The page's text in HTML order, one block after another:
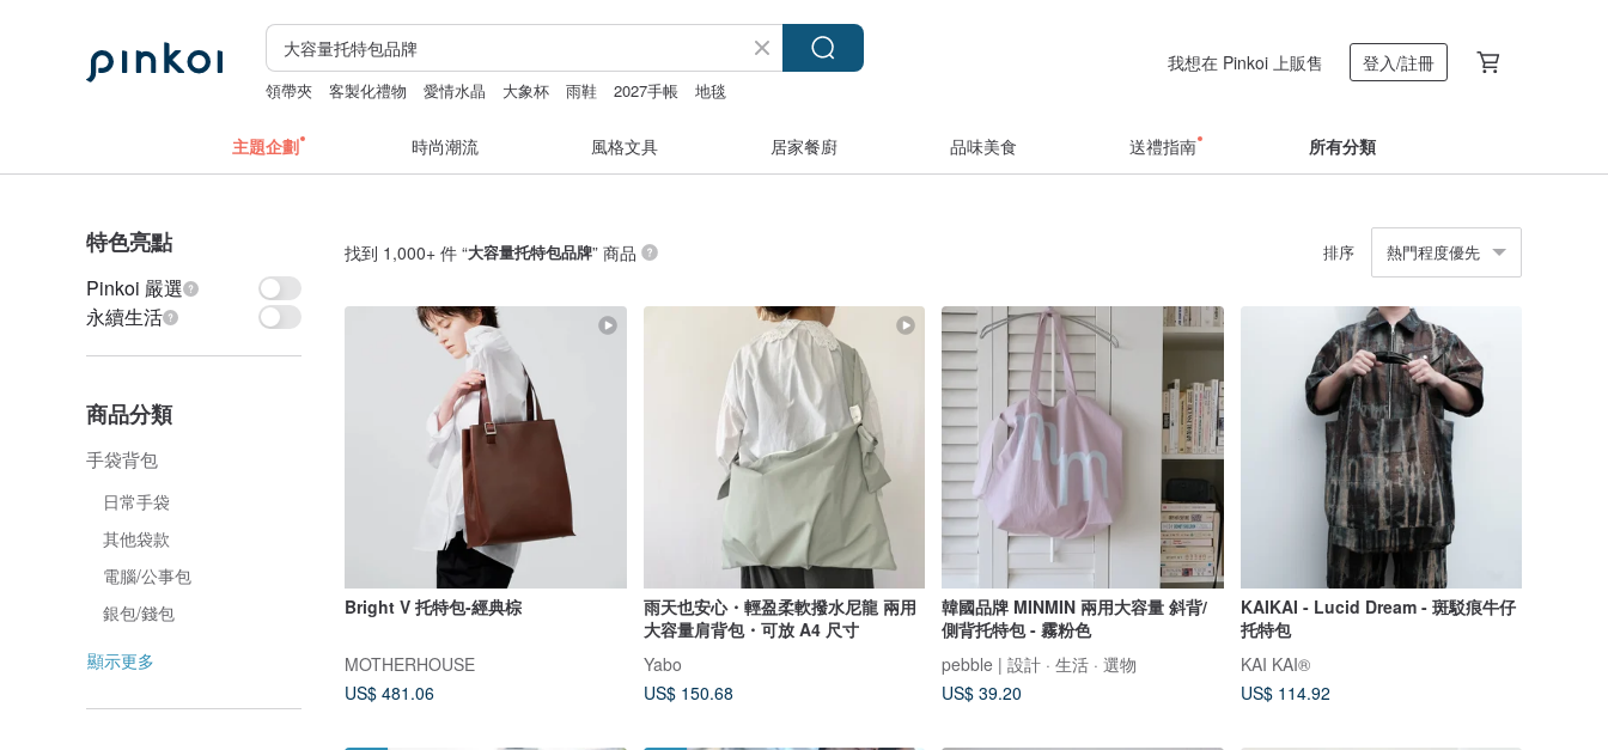
領帶夾 客製化禮物 愛情水晶 大象杯 雨鞋 2027手帳
地毯
我想在 Pinkoi 上販售 登入/註冊
主題企劃 時尚潮流 風格文具 居家餐廚 品味美食 送禮指南 所有分類
特色亮點
Pinkoi 嚴選
永續生活
商品分類
手袋背包
日常手袋
其他袋款
電腦/公事包
銀包/錢包
顯示更多
找到 1,000+ 件 “大容量托特包品牌” 商品 排序 熱門程度優先
Bright V 托特包-經典棕
MOTHERHOUSE
US$ 481.06
雨天也安心・輕盈柔軟撥水尼龍 兩用
大容量肩背包・可放 A4 尺寸
Yabo
US$ 150.68
韓國品牌 MINMIN 兩用大容量 斜背/
側背托特包 - 霧粉色
pebble | 設計 · 生活 · 選物
US$ 39.20
KAIKAI - Lucid Dream - 斑駁痕牛仔
托特包
KAI KAI®
US$ 114.92